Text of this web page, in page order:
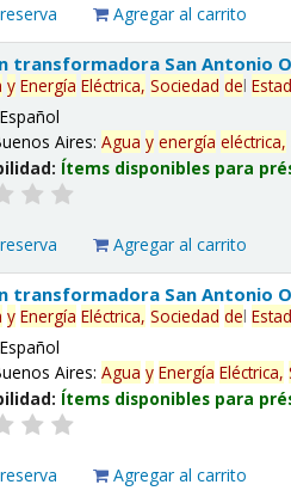
Agregar al carrito
transformadora San Antonio
y Energía Eléctrica, Sociedad del
Español
Aires:Agua y energía eléctrica,
Ítems disponibles para
Agregar al carrito
transformadora San Antonio
y Energía Eléctrica, Sociedad del
Español
Aires:Agua y Energía Eléctrica,
Ítems disponibles para
Agregar al carrito